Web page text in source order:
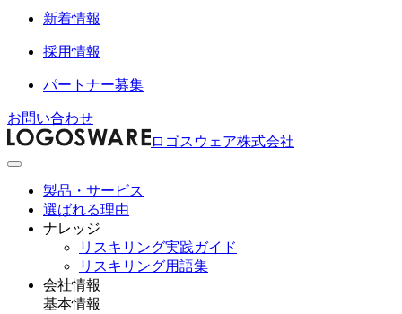
新着情報
採用情報
パートナー募集
お問い合わせ
ロゴスウェア株式会社
製品・サービス
選ばれる理由
ナレッジ
リスキリング実践ガイド
リスキリング用語集
会社情報
基本情報